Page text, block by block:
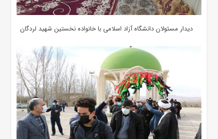
دیدار مسئولان دانشگاه آزاد اسلامی با خانواده نخستین شهید لردگان